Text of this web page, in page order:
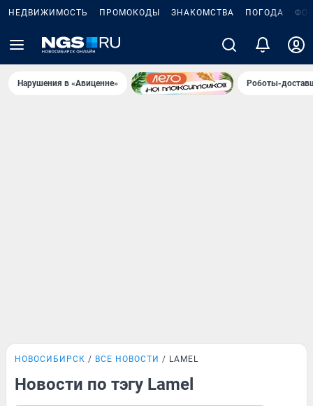
НЕДВИЖИМОСТЬ ПРОМОКОДЫ ЗНАКОМСТВА ПОГОДА
Нарушения в «Авиценне» Роботы-
НОВОСИБИРСК ВСЕ НОВОСТИ LAMEL
Новости по тэгу Lamel